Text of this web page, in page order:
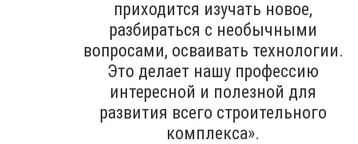
приходится изучать новое,
разбираться с необычными
вопросами, осваивать технологии.
Это делает нашу профессию
интересной и полезной для
развития всего строительного
комплекса».